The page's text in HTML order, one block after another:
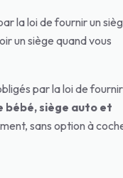
la loi de fournir un
un siège quand vous
par la loi de
bébé, siège auto et
sans option à